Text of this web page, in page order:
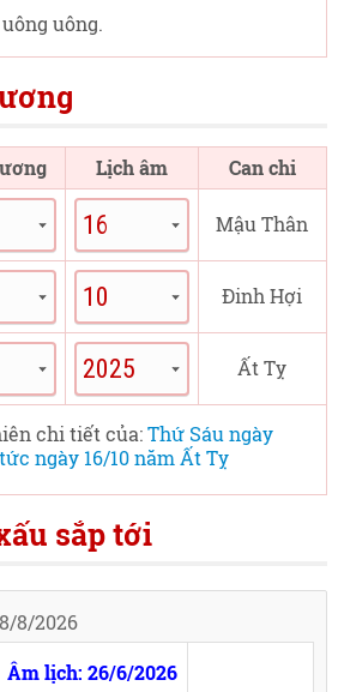
uông.
Lịch âm Can chi
Mậu Thân
Đinh Hợi
Ất Tỵ
chi tiết của:Thứ Sáu ngày
ngày 16/10 năm Ất Tỵ
sắp tới
8/2026
Âm lịch: 26/6/2026